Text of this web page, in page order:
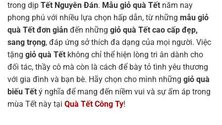
trong dịp Tết Nguyên Đán. Mẫu giỏ quà Tết năm nay
phong phú với nhiều lựa chọn hấp dẫn, từ những mẫu giỏ
quà Tết đơn giản đến những giỏ quà Tết cao cấp đẹp,
sang trọng, đáp ứng sở thích đa dạng của mọi người. Việc
tặng giỏ quà Tết không chỉ thể hiện lòng tri ân dành cho
đối tác, thầy cô mà còn là cách để bày tỏ tình yêu thương
với gia đình và bạn bè. Hãy chọn cho mình những giỏ quà
biếu Tết ý nghĩa để mang đến niềm vui và sự ấm áp trong
mùa Tết này tại Quà Tết Công Ty!